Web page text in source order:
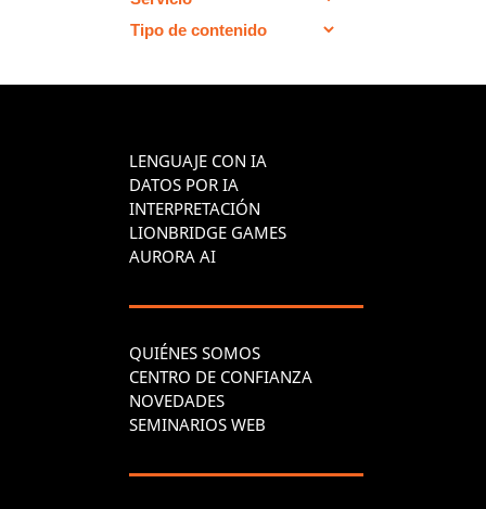
LENGUAJE CON IA
DATOS POR IA
INTERPRETACIÓN
LIONBRIDGE GAMES
AURORA AI
QUIÉNES SOMOS
CENTRO DE CONFIANZA
NOVEDADES
SEMINARIOS WEB